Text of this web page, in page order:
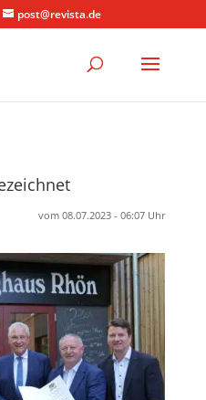
post@revista.de
vom 08.07.2023 - 06:07 Uhr